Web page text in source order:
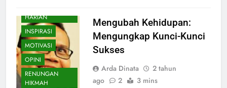
HARIAN
INSPIRASI
MOTIVASI
OPINI
RENUNGAN
HIKMAH
Mengubah Kehidupan:
Mengungkap Kunci-Kunci
Sukses
Arda Dinata
2 tahun
ago
2 3 mins